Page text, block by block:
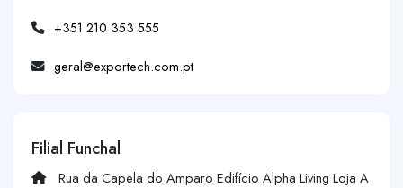
+351 210 353 555
geral@exportech.com.pt
Filial Funchal
Rua da Capela do Amparo Edifício Alpha Living Loja A